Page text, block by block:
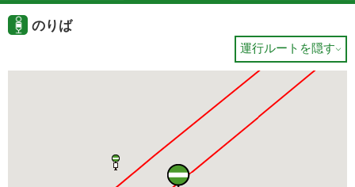
のりば
運行ルートを隠す